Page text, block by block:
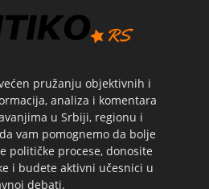
pružanju objektivnih i
analiza i komentara
u Srbiji, regionu i
vam pomognemo da bolje
političke procese, donosite
i budete aktivni učesnici u
debati.